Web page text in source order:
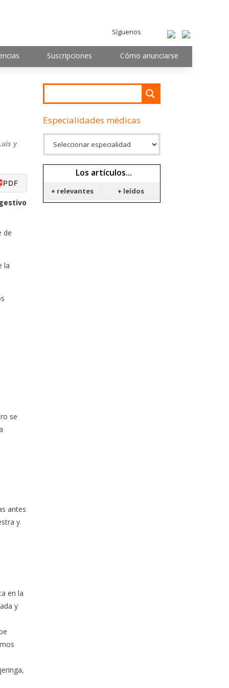
Síguenos
Suscripciones Cómo anunciarse
y
PDF
de
la
se
antes
y
en la
y
Especialidades médicas
Los artículos...
+ relevantes + leídos